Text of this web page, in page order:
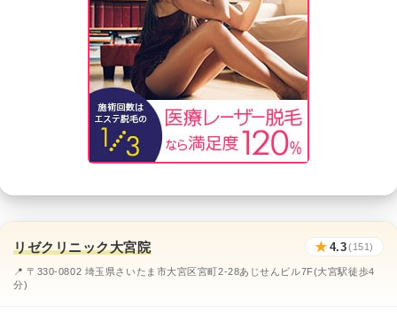
リゼクリニック大宮院 ★ 4.3(151)
📍 〒330-0802 埼玉県さいたま市大宮区宮町2-28あじせんビル7F(大宮駅徒歩4
分)